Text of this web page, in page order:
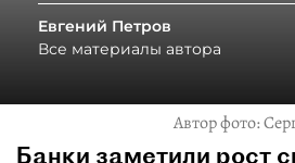
Евгений Петров
Все материалы автора
Автор фото:
Банки заметили рост